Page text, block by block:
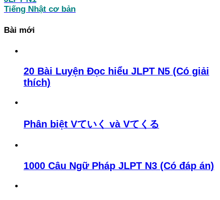
Tiếng Nhật cơ bản
Bài mới
20 Bài Luyện Đọc hiểu JLPT N5 (Có giải
thích)
Phân biệt Vていく và Vてくる
1000 Câu Ngữ Pháp JLPT N3 (Có đáp án)